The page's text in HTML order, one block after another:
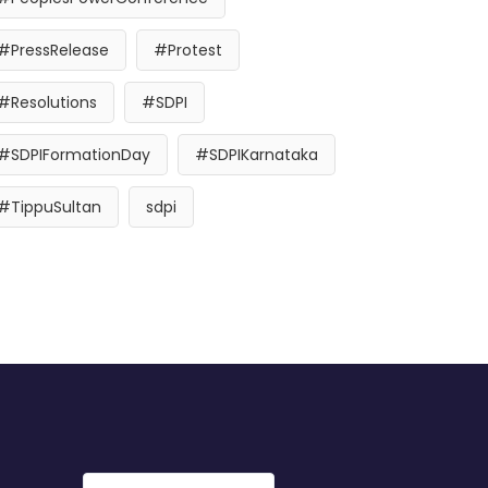
#Protest
#SDPI
#SDPIKarnataka
sdpi